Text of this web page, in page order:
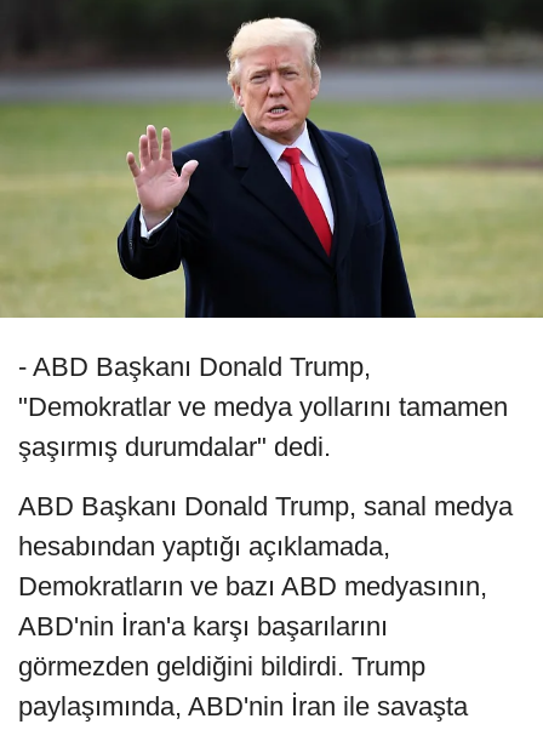
- ABD Başkanı Donald Trump,
"Demokratlar ve medya yollarını tamamen
şaşırmış durumdalar" dedi.
ABD Başkanı Donald Trump, sanal medya
hesabından yaptığı açıklamada,
Demokratların ve bazı ABD medyasının,
ABD'nin İran'a karşı başarılarını
görmezden geldiğini bildirdi. Trump
paylaşımında, ABD'nin İran ile savaşta